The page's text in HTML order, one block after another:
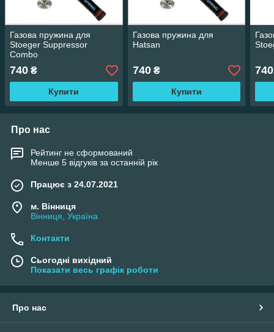
Газова пружина для
Stoeger Suppressor
Combo
740 ₴
Купити
Газова пружина для
Hatsan
740₴
Купити
740
Про нас
Рейтинг не сформований
Менше 5 відгуків за останній рік
Працює з 24.07.2021
м. Вінниця
Вінниця, Україна
Контакти
Сьогодні вихідний
Показати весь графік роботи
Про нас